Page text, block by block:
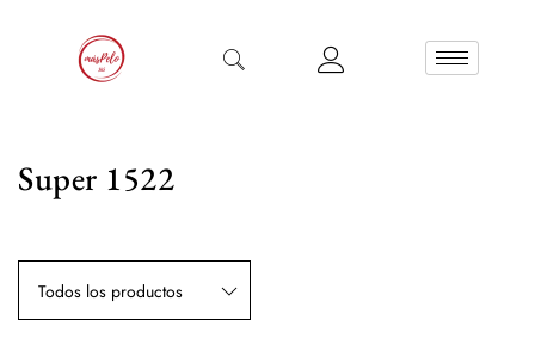
Super 1522
Todos los productos